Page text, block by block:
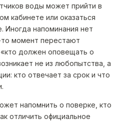
воды может прийти в
кабинете или оказаться
Иногда напоминания нет
то момент перестают
должен оповещать о
не из любопытства, а
кто отвечает за срок и что
напомнить о поверке, кто
отличить официальное